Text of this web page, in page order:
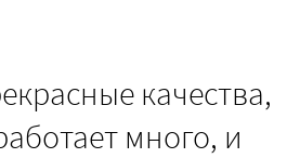
качества,
много, и